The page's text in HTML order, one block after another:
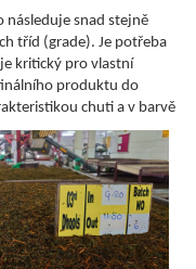
snad stejně
tříd (grade). Je potřeba
kritický pro vlastní
produktu do
chuti a v barvě